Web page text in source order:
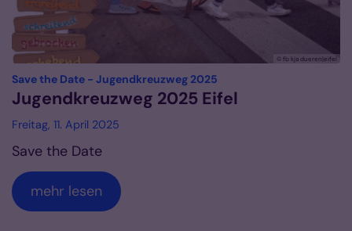
© fb kja dueren|eifel
Save the Date - Jugendkreuzweg 2025
Jugendkreuzweg 2025 Eifel
Freitag, 11. April 2025
Save the Date
mehr lesen